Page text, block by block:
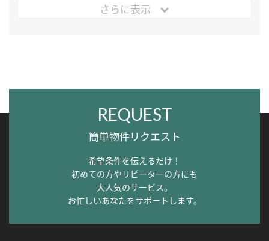
さらに表示
REQUEST
簡単物件リクエスト
希望条件を伝えるだけ！
初めての方やリピーターの方にも
大人気のサービス。
お忙しいあなたをサポートします。